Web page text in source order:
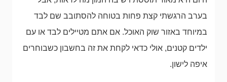
בערב הרגשתי קצת פחות בטוחה להסתובב שם לבד
במיוחד באזור שוק האוכל. אם אתם מטיילים לבד או עם
ילדים קטנים, אולי כדאי לקחת את זה בחשבון כשבוחרים
איפה לישון.